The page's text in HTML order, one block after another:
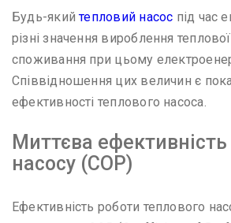
Будь-якийтепловий насос під час
різні значення вироблення теплової
споживання при цьому
Співвідношення цих величин є
ефективності теплового насоса.
Миттєва
насосу (COP)
Ефективність роботи теплового